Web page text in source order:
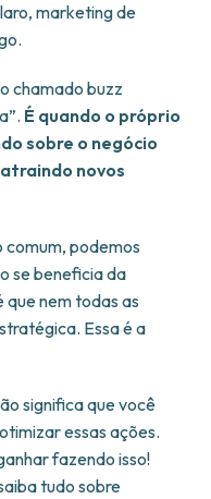
marketing de
chamado buzz
É quando o próprio
sobre o negócio
novos
podemos
se beneficia da
nem todas as
Essa é a
significa que você
essas ações.
fazendo isso!
tudo sobre